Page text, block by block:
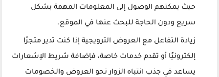
حيث يمكنهم الوصول إلى المعلومات المهمة بشكل
سريع ودون الحاجة للبحث عنها في الموقع.
زيادة التفاعل مع العروض الترويجية إذا كنت تدير متجرًا
إلكترونيًا أو تقدم خدمات خاصة، فإضافة شريط الإشعارات
يساعد في جذب انتباه الزوار نحو العروض والخصومات